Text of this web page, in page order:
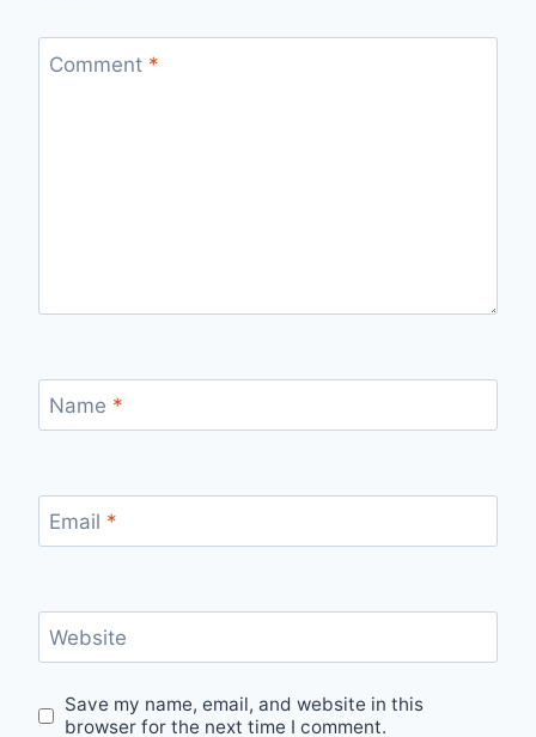
Comment *
Name *
Email *
Website
Save my name, email, and website in this
browser for the next time I comment.